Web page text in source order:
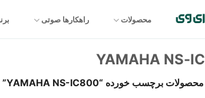
محصولات راهکارها صوتی
YAMAHA NS-
محصولات برچسب خورده “YAMAHA NS-IC800”